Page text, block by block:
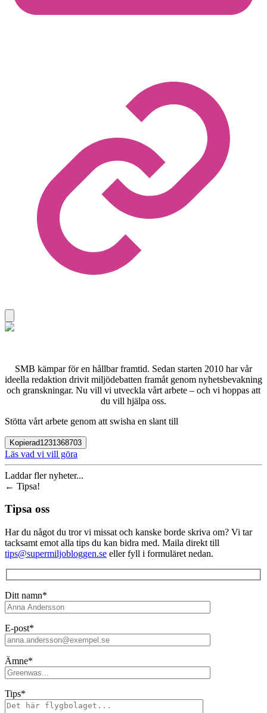
SMB kämpar för en hållbar framtid. Sedan starten 2010 har vår
ideella redaktion drivit miljödebatten framåt genom nyhetsbevakning
och granskningar. Nu vill vi utveckla vårt arbete – och vi hoppas att
du vill hjälpa oss.
Stötta vårt arbete genom att swisha en slant till
Kopierad1231368703
Läs vad vi vill göra
Laddar fler nyheter...
← Tipsa!
Tipsa oss
Har du något du tror vi missat och kanske borde skriva om? Vi tar
tacksamt emot alla tips du kan bidra med. Maila direkt till
tips@supermiljobloggen.se eller fyll i formuläret nedan.
Ditt namn*
E-post*
Ämne*
Tips*